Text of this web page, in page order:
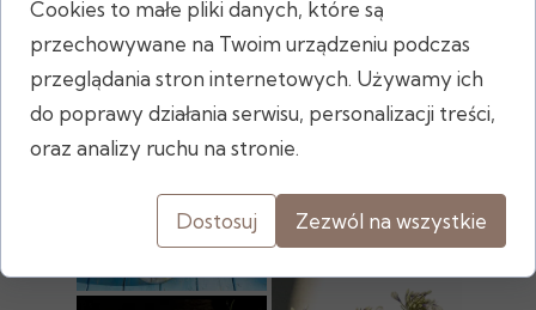
Cookies to małe pliki danych, które są
przechowywane na Twoim urządzeniu podczas
przeglądania stron internetowych. Używamy ich
do poprawy działania serwisu, personalizacji treści,
oraz analizy ruchu na stronie.
Dostosuj Zezwól na wszystkie